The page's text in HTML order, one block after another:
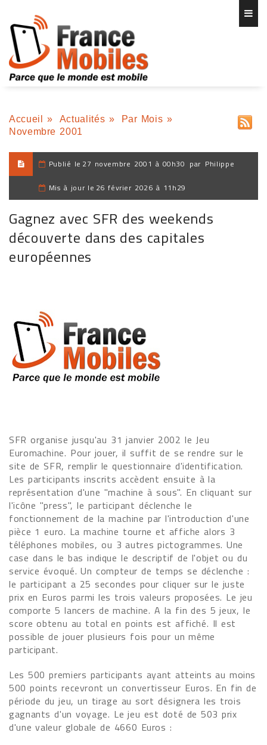
Accueil » Actualités » Par Mois »
Novembre 2001
Publié le 27 novembre 2001 à 00h30 par Philippe
Mis à jour le 26 février 2026 à 11h29
Gagnez avec SFR des weekends
découverte dans des capitales
européennes
SFR organise jusqu'au 31 janvier 2002 le Jeu
Euromachine. Pour jouer, il suffit de se rendre sur le
site de SFR, remplir le questionnaire d'identification.
Les participants inscrits accèdent ensuite à la
représentation d'une "machine à sous". En cliquant sur
l'icône "press", le participant déclenche le
fonctionnement de la machine par l'introduction d'une
pièce 1 euro. La machine tourne et affiche alors 3
téléphones mobiles, ou 3 autres pictogrammes. Une
case dans le bas indique le descriptif de l'objet ou du
service évoqué. Un compteur de temps se déclenche :
le participant a 25 secondes pour cliquer sur le juste
prix en Euros parmi les trois valeurs proposées. Le jeu
comporte 5 lancers de machine. A la fin des 5 jeux, le
score obtenu au total en points est affiché. Il est
possible de jouer plusieurs fois pour un même
participant.
Les 500 premiers participants ayant atteints au moins
500 points recevront un convertisseur Euros. En fin de
période du jeu, un tirage au sort désignera les trois
gagnants d'un voyage. Le jeu est doté de 503 prix
d'une valeur globale de 4660 Euros :